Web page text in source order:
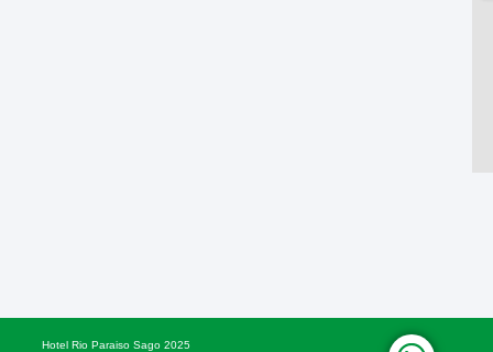
Hotel Rio Paraiso Sago 2025